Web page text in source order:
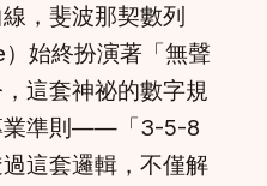
，斐波那契數列
）始終扮演著「無聲
這套神祕的數字規
業準則——「3-5-8
這套邏輯，不僅解